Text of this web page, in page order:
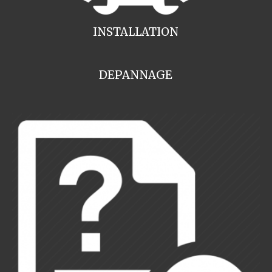
INSTALLATION
DEPANNAGE